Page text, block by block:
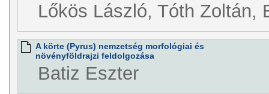
Lőkös László, Tóth Zoltán,
A körte (Pyrus) nemzetség morfológiai és
növényföldrajzi feldolgozása
Batiz Eszter